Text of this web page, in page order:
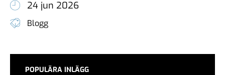
24 jun 2026
Blogg
POPULÄRA INLÄGG